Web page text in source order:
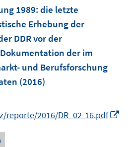
1989: die letzte
Erhebung der
DDR vor der
der im
und Berufsforschung
(2016)
reporte/2016/DR_02-16.pdf